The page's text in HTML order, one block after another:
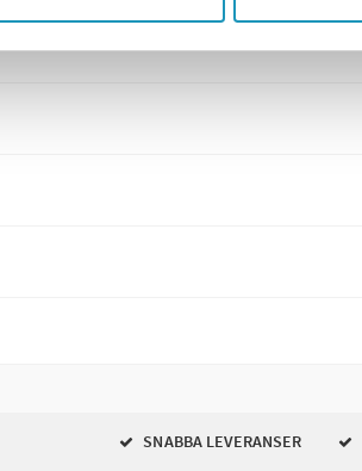
SNABBA LEVERANSER